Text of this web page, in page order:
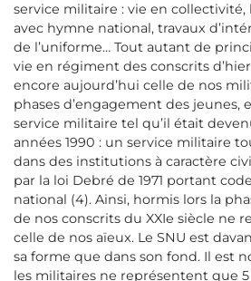
service militaire : vie en collectivité,
avec hymne national, travaux
de l’uniforme… Tout autant de
vie en régiment des conscrits
encore aujourd’hui celle de nos
phases d’engagement des jeunes,
service militaire tel qu’il était
années 1990 : un service militaire
dans des institutions à caractère
par la loi Debré de 1971 portant
national (4). Ainsi, hormis lors la
de nos conscrits du XXIe siècle ne
celle de nos aïeux. Le SNU est
sa forme que dans son fond. Il est
les militaires ne représentent que